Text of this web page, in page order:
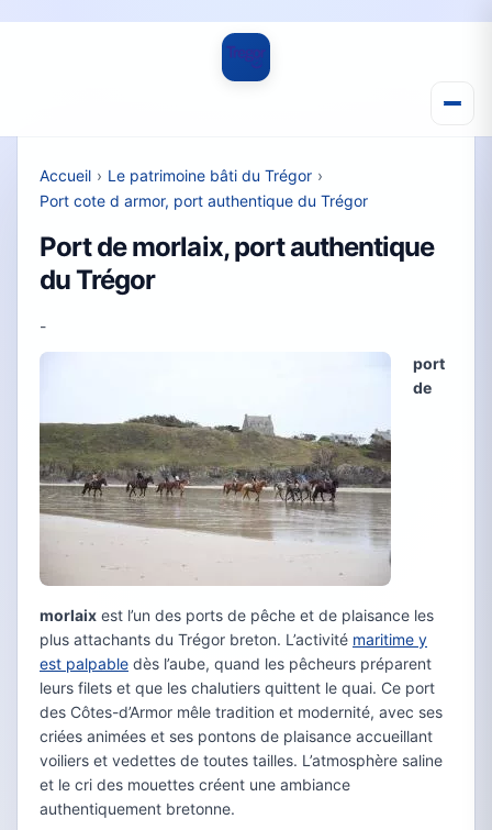
Accueil › Le patrimoine bâti du Trégor ›
Port cote d armor, port authentique du Trégor
Port de morlaix, port authentique
du Trégor
-
port
de
morlaix est l’un des ports de pêche et de plaisance les
plus attachants du Trégor breton. L’activité maritime y
est palpable dès l’aube, quand les pêcheurs préparent
leurs filets et que les chalutiers quittent le quai. Ce port
des Côtes-d’Armor mêle tradition et modernité, avec ses
criées animées et ses pontons de plaisance accueillant
voiliers et vedettes de toutes tailles. L’atmosphère saline
et le cri des mouettes créent une ambiance
authentiquement bretonne.